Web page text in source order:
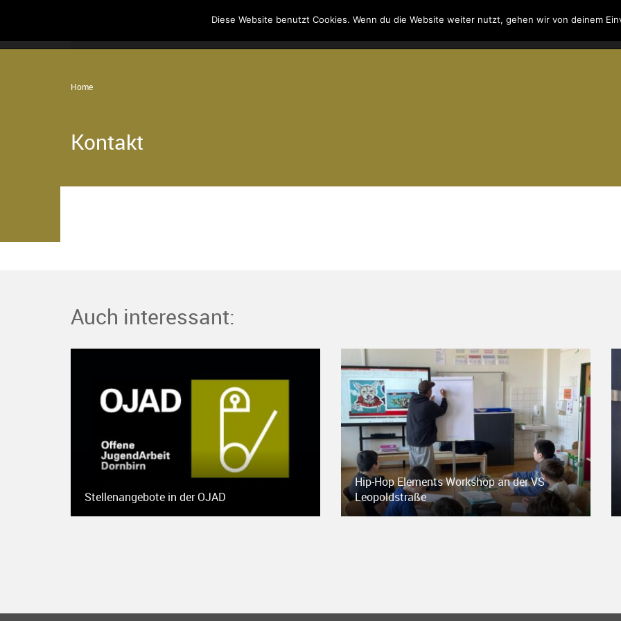
Der Verein Kontakt Suche
Home
Kontakt
Auch interessant:
Stellenangebote in der OJAD
Hip-Hop Elements Workshop an der VS
Leopoldstraße
Diese Website benutzt Cookies. Wenn du die Website weiter nutzt, gehen wir von deinem